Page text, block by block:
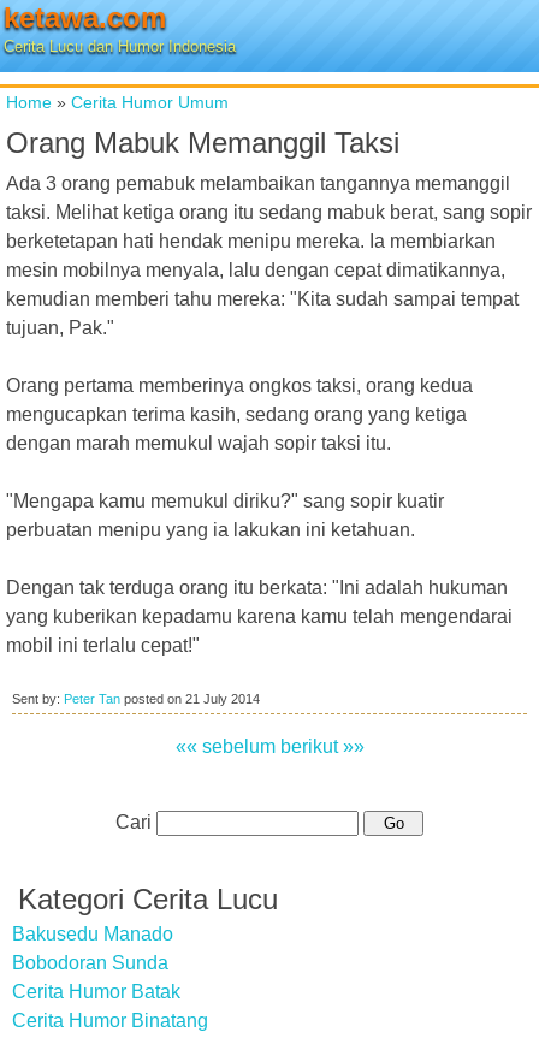
ketawa.com
Cerita Lucu dan Humor Indonesia
Home » Cerita Humor Umum
Orang Mabuk Memanggil Taksi
Ada 3 orang pemabuk melambaikan tangannya memanggil
taksi. Melihat ketiga orang itu sedang mabuk berat, sang sopir
berketetapan hati hendak menipu mereka. Ia membiarkan
mesin mobilnya menyala, lalu dengan cepat dimatikannya,
kemudian memberi tahu mereka: "Kita sudah sampai tempat
tujuan, Pak."
Orang pertama memberinya ongkos taksi, orang kedua
mengucapkan terima kasih, sedang orang yang ketiga
dengan marah memukul wajah sopir taksi itu.
"Mengapa kamu memukul diriku?" sang sopir kuatir
perbuatan menipu yang ia lakukan ini ketahuan.
Dengan tak terduga orang itu berkata: "Ini adalah hukuman
yang kuberikan kepadamu karena kamu telah mengendarai
mobil ini terlalu cepat!"
Sent by: Peter Tan posted on 21 July 2014
«« sebelum berikut »»
Cari
Kategori Cerita Lucu
Bakusedu Manado
Bobodoran Sunda
Cerita Humor Batak
Cerita Humor Binatang